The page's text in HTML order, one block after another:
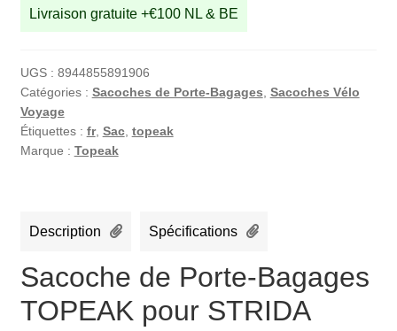
Livraison gratuite +€100 NL & BE
UGS : 8944855891906
Catégories : Sacoches de Porte-Bagages, Sacoches Vélo
Voyage
Étiquettes : fr, Sac, topeak
Marque : Topeak
Description Spécifications
Sacoche de Porte-Bagages
TOPEAK pour STRIDA